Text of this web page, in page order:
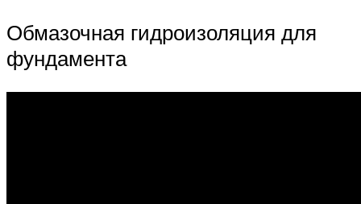
Обмазочная гидроизоляция для
фундамента